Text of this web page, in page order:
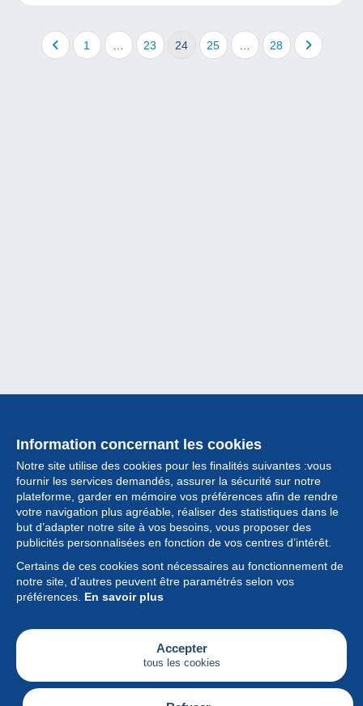
1 23 24 25 28
Information concernant les cookies
Notre site utilise des cookies pour les finalités suivantes :vous
fournir les services demandés, assurer la sécurité sur notre
plateforme, garder en mémoire vos préférences afin de rendre
votre navigation plus agréable, réaliser des statistiques dans le
but d’adapter notre site à vos besoins, vous proposer des
publicités personnalisées en fonction de vos centres d’intérêt.
Certains de ces cookies sont nécessaires au fonctionnement de
notre site, d’autres peuvent être paramétrés selon vos
préférences. En savoir plus
Accepter
tous les cookies
Collection
Actualités
Fonctionnalités
Société
Services